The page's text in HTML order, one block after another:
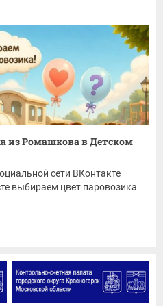
из Ромашкова в Детском
сети ВКонтакте
выбираем цвет паровозика